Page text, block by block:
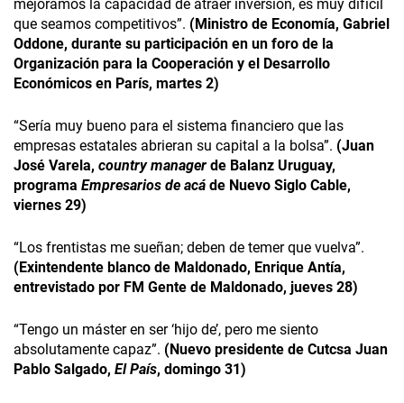
mejoramos la capacidad de atraer inversión, es muy difícil
que seamos competitivos”. (Ministro de Economía, Gabriel
Oddone, durante su participación en un foro de la
Organización para la Cooperación y el Desarrollo
Económicos en París, martes 2)
“Sería muy bueno para el sistema financiero que las
empresas estatales abrieran su capital a la bolsa”. (Juan
José Varela, country manager de Balanz Uruguay,
programa Empresarios de acá de Nuevo Siglo Cable,
viernes 29)
“Los frentistas me sueñan; deben de temer que vuelva”.
(Exintendente blanco de Maldonado, Enrique Antía,
entrevistado por FM Gente de Maldonado, jueves 28)
“Tengo un máster en ser ‘hijo de’, pero me siento
absolutamente capaz”. (Nuevo presidente de Cutcsa Juan
Pablo Salgado, El País, domingo 31)